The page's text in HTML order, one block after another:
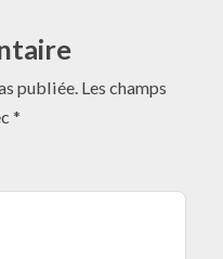
publiée. Les champs
*